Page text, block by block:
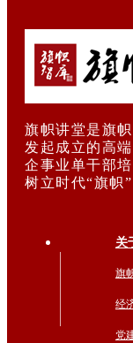
旗帜讲堂是旗
发起成立的高
企事业单干部
树立时代“旗帜
关
旗
经
党